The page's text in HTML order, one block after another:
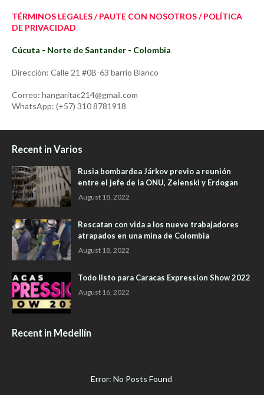
TÉRMINOS LEGALES / PAUTE CON NOSOTROS / POLÍTICA
DE PRIVACIDAD
Cúcuta - Norte de Santander - Colombia
Dirección: Calle 21 #0B-63 barrio Blanco
Correo: hangaritac214@gmail.com
WhatsApp: (+57) 310 8781918
Recent in Varios
Rusia bombardea Járkov previo a reunión
entre el jefe de la ONU, Zelenski y Erdogan
August 18, 2022
Rescatan con vida a los nueve trabajadores
atrapados en una mina de Colombia
August 18, 2022
Todo listo para Caracas Expression Show 2022
August 16, 2022
Recent in Medellín
Error: No Posts Found